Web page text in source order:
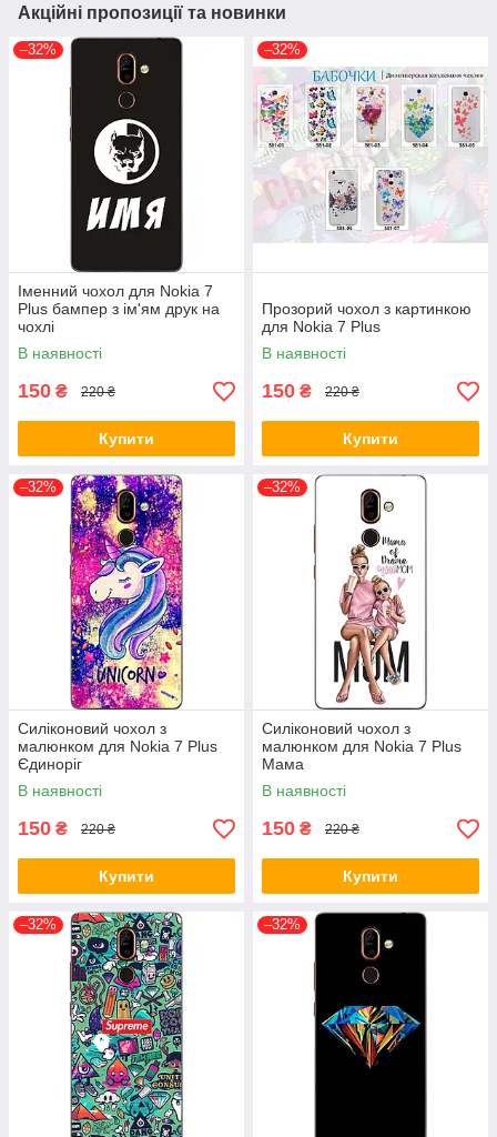
Акційні пропозиції та новинки
–32%
Іменний чохол для Nokia 7
Plus бампер з ім'ям друк на
чохлі
В наявності
150 ₴ 220 ₴
Купити
–32%
Прозорий чохол з картинкою
для Nokia 7 Plus
В наявності
150 ₴ 220 ₴
Купити
–32%
Силіконовий чохол з
малюнком для Nokia 7 Plus
Єдиноріг
В наявності
150 ₴ 220 ₴
Купити
–32%
Силіконовий чохол з
малюнком для Nokia 7 Plus
Мама
В наявності
150 ₴ 220 ₴
Купити
–32% –32%